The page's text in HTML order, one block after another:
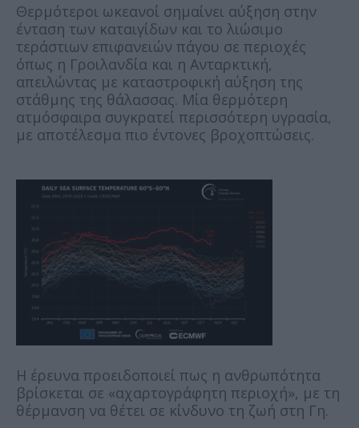
Θερμότεροι ωκεανοί σημαίνει αύξηση στην
ένταση των καταιγίδων και το λιώσιμο
τεράστιων επιφανειών πάγου σε περιοχές
όπως η Γροιλανδία και η Ανταρκτική,
απειλώντας με καταστροφική αύξηση της
στάθμης της θάλασσας. Μία θερμότερη
ατμόσφαιρα συγκρατεί περισσότερη υγρασία,
με αποτέλεσμα πιο έντονες βροχοπτώσεις.
Η έρευνα προειδοποιεί πως η ανθρωπότητα
βρίσκεται σε «αχαρτογράφητη περιοχή», με τη
θέρμανση να θέτει σε κίνδυνο τη ζωή στη Γη.